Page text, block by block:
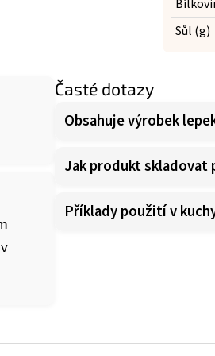
Sůl (g)
Časté dotazy
Obsahuje výrobek
Jak produkt skladovat
Příklady použití v